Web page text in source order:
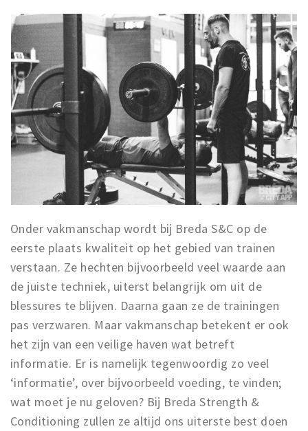
Onder vakmanschap wordt bij Breda S&C op de
eerste plaats kwaliteit op het gebied van trainen
verstaan. Ze hechten bijvoorbeeld veel waarde aan
de juiste techniek, uiterst belangrijk om uit de
blessures te blijven. Daarna gaan ze de trainingen
pas verzwaren. Maar vakmanschap betekent er ook
het zijn van een veilige haven wat betreft
informatie. Er is namelijk tegenwoordig zo veel
‘informatie’, over bijvoorbeeld voeding, te vinden;
wat moet je nu geloven? Bij Breda Strength &
Conditioning zullen ze altijd ons uiterste best doen